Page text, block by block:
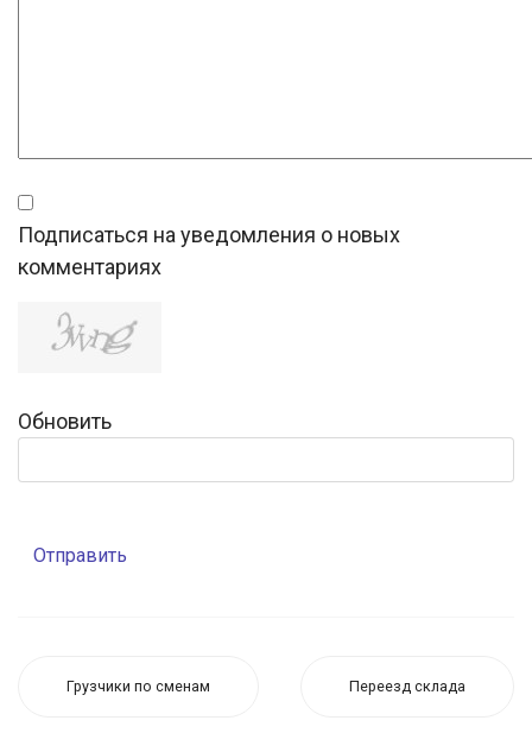
Подписаться на уведомления о новых
комментариях
Обновить
Отправить
Грузчики по сменам Переезд склада